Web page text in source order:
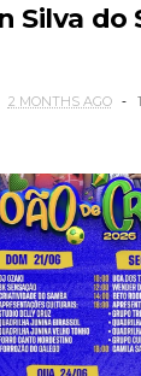
Silva do
2 MONTHS AGO